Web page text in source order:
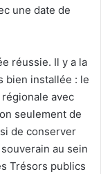
une date de
réussie. Il y a la
bien installée : le
avec
seulement de
de conserver
au sein
Trésors publics